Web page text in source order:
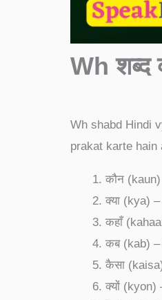
Wh शब्द
Wh shabd Hindi
prakat karte hain
कौन
क्या (kya)
कहाँ
कब (kab) –
कैसा
क्यों (kyon)